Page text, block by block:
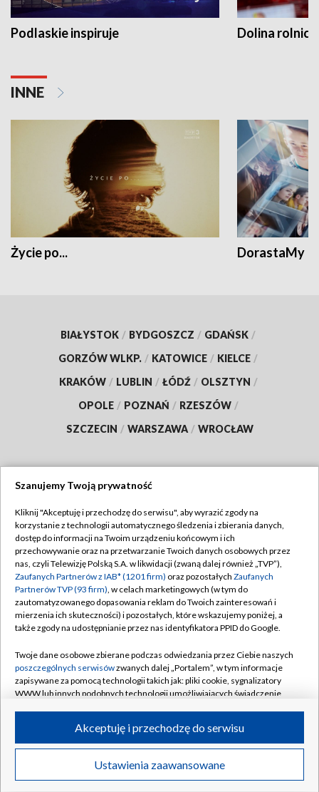
Podlaskie inspiruje Dolina
INNE
Życie po... DorastaMy
BIAŁYSTOK / BYDGOSZCZ / GDAŃSK /
GORZÓW WLKP. / KATOWICE / KIELCE /
KRAKÓW / LUBLIN / ŁÓDŹ / OLSZTYN /
OPOLE / POZNAŃ / RZESZÓW /
SZCZECIN / WARSZAWA / WROCŁAW
TVP
Abonament TVP
Emisja w TVP
Centrum informacji TVP
Naziemna Telewizja Cyfrowa
Rada Programowa
System NOS
Informacje o nadawcy
Program dla prasy
Ogłoszenie przetargowe
Regulamin TVP
Polityka prywatności
Moje zgody
Pomoc
Kontakt
Kanały
©2026 Telewizja Polska S.A. w likwidacji
Szanujemy Twoją prywatność
Kliknij "Akceptuję i przechodzę do serwisu", aby wyrazić zgody na
korzystanie z technologii automatycznego śledzenia i zbierania danych,
dostęp do informacji na Twoim urządzeniu końcowym i ich
przechowywanie oraz na przetwarzanie Twoich danych osobowych przez
nas, czyli Telewizję Polską S.A. w likwidacji (zwaną dalej również „TVP”),
Zaufanych Partnerów z IAB* (1201 firm) oraz pozostałych Zaufanych
Partnerów TVP (93 firm), w celach marketingowych (w tym do
zautomatyzowanego dopasowania reklam do Twoich zainteresowań i
mierzenia ich skuteczności) i pozostałych, które wskazujemy poniżej, a
także zgody na udostępnianie przez nas identyfikatora PPID do Google.
Twoje dane osobowe zbierane podczas odwiedzania przez Ciebie naszych
poszczególnych serwisówzwanych dalej „Portalem”, w tym informacje
zapisywane za pomocą technologii takich jak: pliki cookie, sygnalizatory
WWW lub innych podobnych technologii umożliwiających świadczenie
ruchu w Internecie.
Twoje dane osobowe zbierane podczas odwiedzania przez Ciebie
poszczególnych serwisówna Portalu, takie jak adresy IP, identyfikatory
Ustawienia zaawansowane
Akceptuję i przechodzę do serwisu